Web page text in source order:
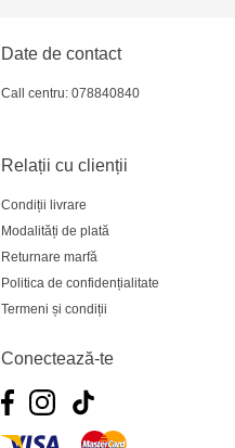
Relații cu clienții
Condiții livrare
Modalități de plată
Returnare marfă
Politica de confidențialitate
Termeni și condiții
Date de contact
Call centru: 078840840
Conectează-te